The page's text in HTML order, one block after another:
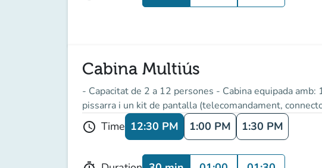
Cabina Multiús
- Capacitat de 2 a 12 persones - Cabina equipada
pissarra i un kit de pantalla (telecomandament,
schedule Time 12:30 PM 1:00 PM 1:30 PM